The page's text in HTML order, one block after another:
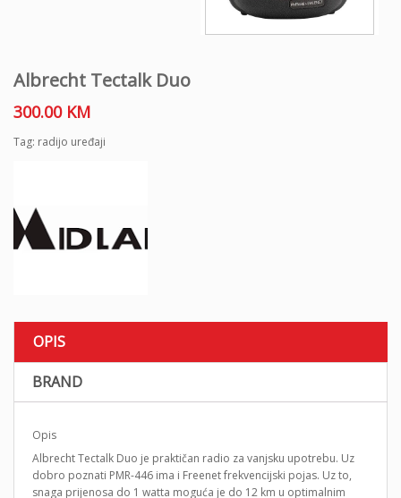
Albrecht Tectalk Duo
300.00 KM
Tag: radijo uređaji
OPIS
BRAND
Opis
Albrecht Tectalk Duo je praktičan radio za vanjsku upotrebu. Uz
dobro poznati PMR-446 ima i Freenet frekvencijski pojas. Uz to,
snaga prijenosa do 1 watta moguća je do 12 km u optimalnim